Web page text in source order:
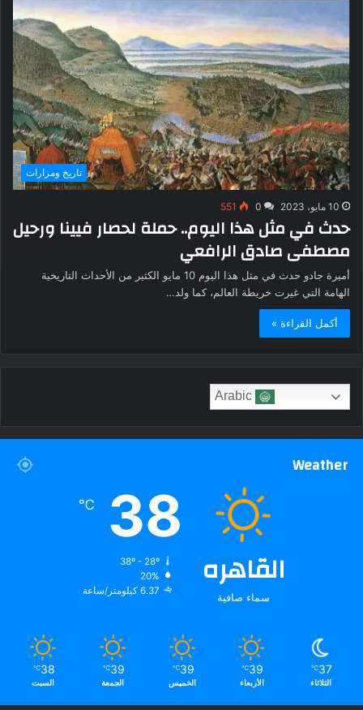
تاريخ ومزارات
10 مايو، 2023 0
551
حدث في مثل هذا اليوم.. حملة لحصار فيينا ورحيل
مصطفى صادق الرافعي
أميرة جادو حدث في مثل هذا اليوم 10 مايو الكثير من الأحداث التاريخية
الهامة التي غيرت خريطة العالم، كما ولد…
أكمل القراءة »
Weather
القاهره
سماء صافية
38
℃
38º - 28º
20%
6.37 كيلومتر/ساعة
37
℃
الثلاثاء
39
℃
الأربعاء
39
℃
الخميس
39
℃
الجمعة
38
℃
السبت